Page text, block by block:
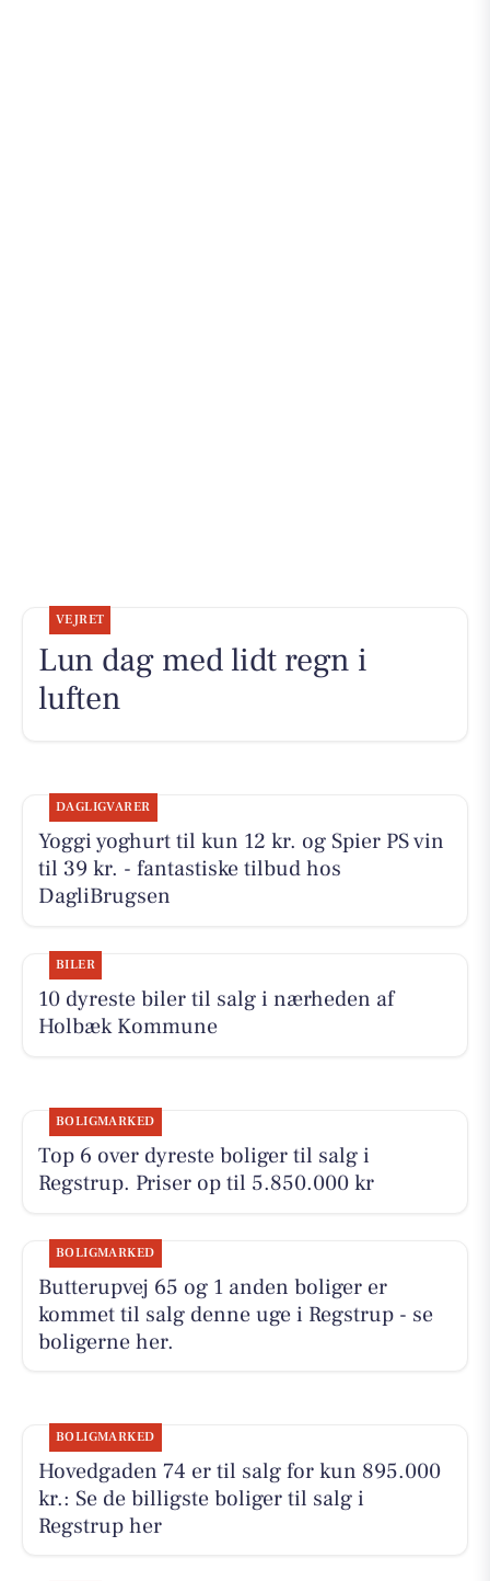
VEJRET
Lun dag med lidt regn i
luften
DAGLIGVARER
Yoggi yoghurt til kun 12 kr. og Spier PS vin
til 39 kr. - fantastiske tilbud hos
DagliBrugsen
BILER
10 dyreste biler til salg i nærheden af
Holbæk Kommune
BOLIGMARKED
Top 6 over dyreste boliger til salg i
Regstrup. Priser op til 5.850.000 kr
BOLIGMARKED
Butterupvej 65 og 1 anden boliger er
kommet til salg denne uge i Regstrup - se
boligerne her.
BOLIGMARKED
Hovedgaden 74 er til salg for kun 895.000
kr.: Se de billigste boliger til salg i
Regstrup her